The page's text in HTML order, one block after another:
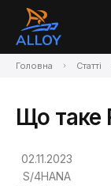
Головна Статті
Що таке
02.11.2023
S/4HANA